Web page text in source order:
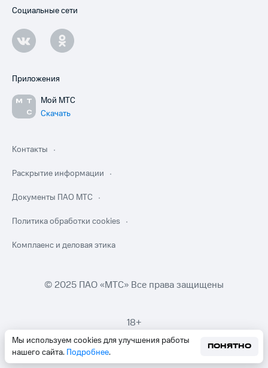
Мы используем cookies для улучшения работы
нашего сайта. Подробнее.
ПОНЯТНО
Социальные сети
Приложения
Мой МТС
Скачать
Контакты
Раскрытие информации
Документы ПАО МТС
Политика обработки cookies
Комплаенс и деловая этика
© 2025 ПАО «МТС» Все права защищены
18+